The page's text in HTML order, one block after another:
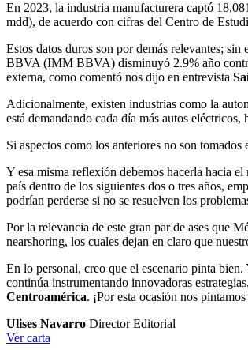
En 2023, la industria manufacturera captó
mdd), de acuerdo con cifras del Centro de
Estos datos duros son por demás relevantes;
BBVA (IMM BBVA) disminuyó 2.9% año
externa, como comentó nos dijo en entrevista
Adicionalmente, existen industrias como la
está demandando cada día más autos
Si aspectos como los anteriores no son
Y esa misma reflexión debemos hacerla hacia
país dentro de los siguientes dos o tres años,
podrían perderse si no se resuelven los
Por la relevancia de este gran par de ases que
nearshoring, los cuales dejan en claro que
En lo personal, creo que el escenario pinta
continúa instrumentando innovadoras
Centroamérica. ¡Por esta ocasión nos
Ulises Navarro Director Editorial
Ver carta